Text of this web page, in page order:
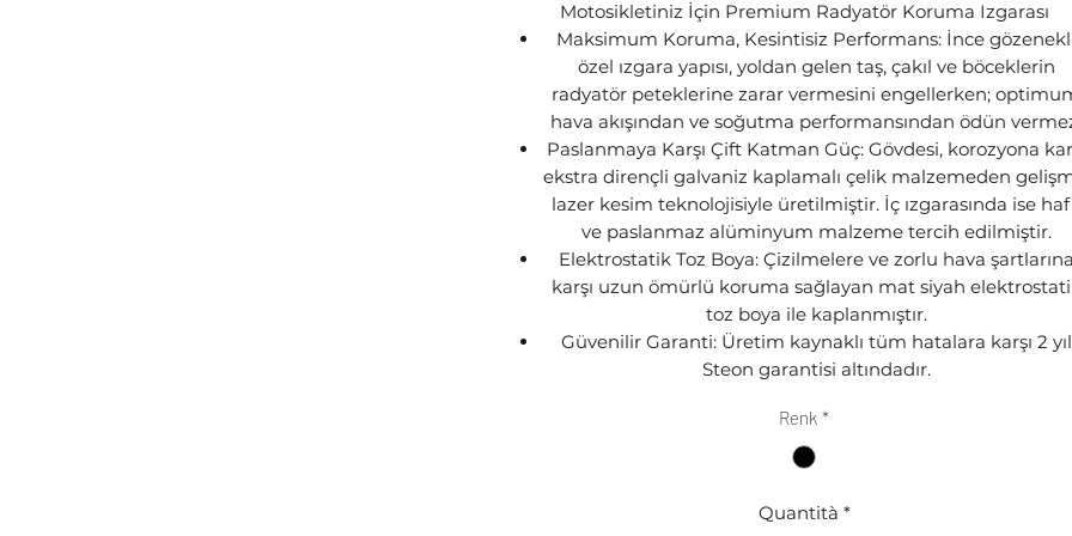
Motosikletiniz İçin Premium Radyatör Koruma Izgarası
Maksimum Koruma, Kesintisiz Performans: İnce
özel ızgara yapısı, yoldan gelen taş, çakıl ve böceklerin
radyatör peteklerine zarar vermesini engellerken;
hava akışından ve soğutma performansından ödün
Paslanmaya Karşı Çift Katman Güç: Gövdesi, korozyona
ekstra dirençli galvaniz kaplamalı çelik malzemeden
lazer kesim teknolojisiyle üretilmiştir. İç ızgarasında ise
ve paslanmaz alüminyum malzeme tercih edilmiştir.
Elektrostatik Toz Boya: Çizilmelere ve zorlu hava şartlarına
karşı uzun ömürlü koruma sağlayan mat siyah
toz boya ile kaplanmıştır.
Güvenilir Garanti: Üretim kaynaklı tüm hatalara karşı 2 yıl
Steon garantisi altındadır.
Renk *
Quantità *